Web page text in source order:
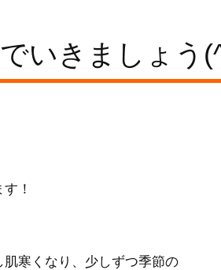
いきましょう
！
寒くなり、少しずつ季節の